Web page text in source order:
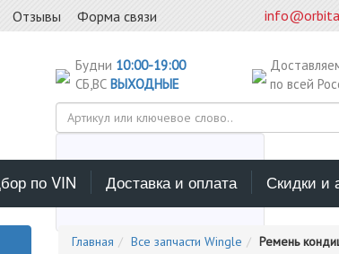
Отзывы Форма связи
Будни 10:00-19:00
СБ,ВС ВЫХОДНЫЕ
по всей
Выберите каталог поиска
по VIN Доставка и оплата Скидки и
Главная Все запчасти Wingle Ремень